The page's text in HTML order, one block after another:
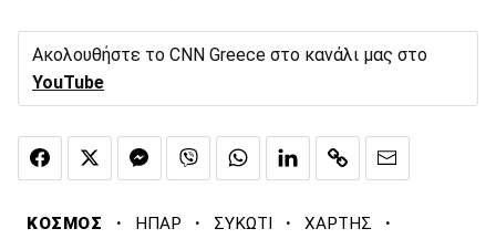
Ακολουθήστε το CNN Greece στο κανάλι μας στο
YouTube
ΚΟΣΜΟΣ · ΗΠΑΡ · ΣΥΚΩΤΙ · ΧΑΡΤΗΣ ·